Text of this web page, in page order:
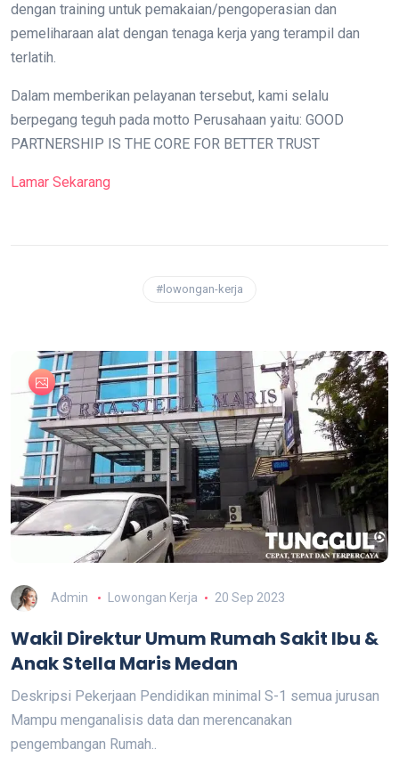
dengan training untuk pemakaian/pengoperasian dan
pemeliharaan alat dengan tenaga kerja yang terampil dan
terlatih.
Dalam memberikan pelayanan tersebut, kami selalu
berpegang teguh pada motto Perusahaan yaitu: GOOD
PARTNERSHIP IS THE CORE FOR BETTER TRUST
Lamar Sekarang
#lowongan-kerja
Admin Lowongan Kerja 20 Sep 2023
Wakil Direktur Umum Rumah Sakit Ibu &
Anak Stella Maris Medan
Deskripsi Pekerjaan Pendidikan minimal S-1 semua jurusan
Mampu menganalisis data dan merencanakan
pengembangan Rumah..